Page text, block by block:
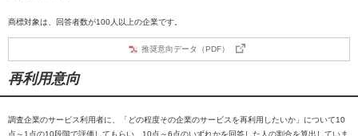
商標対象は、回答者数が100人以上の企業です。
推奨意向データ（PDF）
再利用意向
調査企業のサービス利用者に、「どの程度その企業のサービスを再利用したいか」について10
点～1点の10段階で評価してもらい、10点～6点のいずれかを回答した人の割合を算出していま